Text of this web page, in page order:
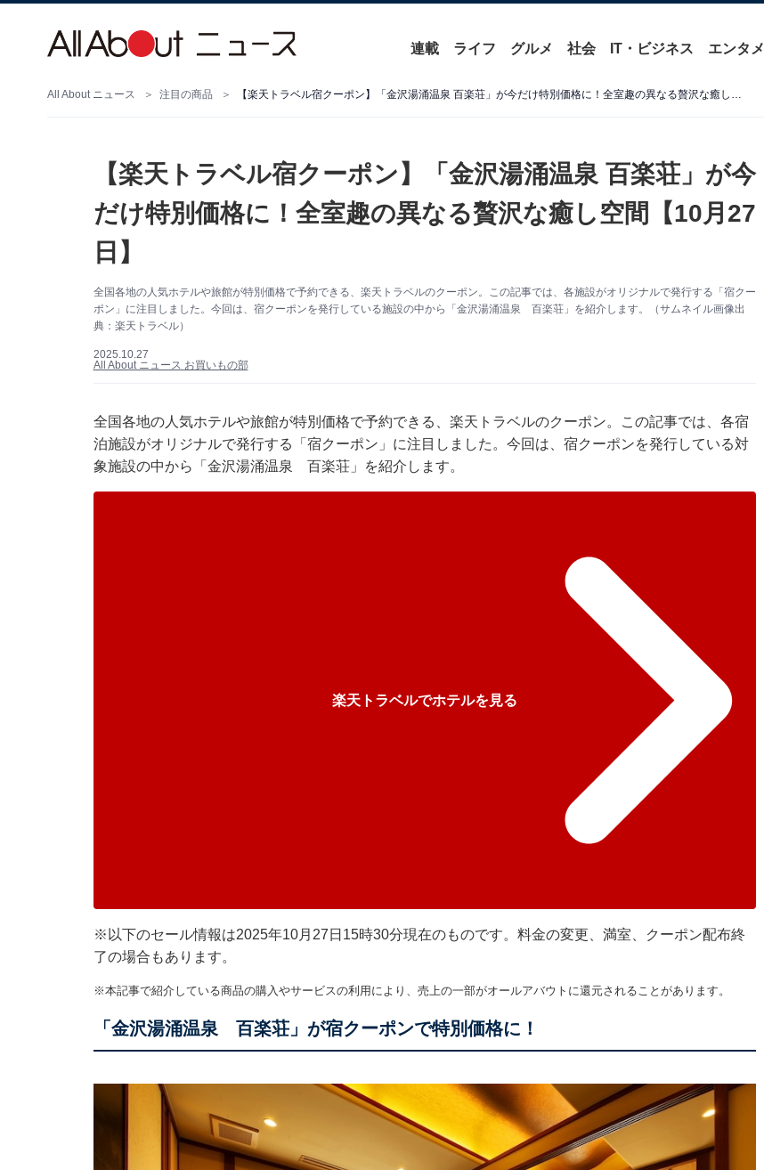
連載 ライフ グルメ 社会 IT・ビジネス エンタメ
All About ニュース 注目の商品 【楽天トラベル宿クーポン】「金沢湯涌温泉 百楽荘」が今だけ特別価格に！全室趣の異なる贅沢な癒し空間【10月27日】
【楽天トラベル宿クーポン】「金沢湯涌温泉 百楽荘」が今
だけ特別価格に！全室趣の異なる贅沢な癒し空間【10月27
日】
全国各地の人気ホテルや旅館が特別価格で予約できる、楽天トラベルのクーポン。この記事では、各施設がオリジナルで発行する「宿クー
ポン」に注目しました。今回は、宿クーポンを発行している施設の中から「金沢湯涌温泉 百楽荘」を紹介します。（サムネイル画像出
典：楽天トラベル）
2025.10.27
All About ニュース お買いもの部
全国各地の人気ホテルや旅館が特別価格で予約できる、楽天トラベルのクーポン。この記事では、各宿
泊施設がオリジナルで発行する「宿クーポン」に注目しました。今回は、宿クーポンを発行している対
象施設の中から「金沢湯涌温泉 百楽荘」を紹介します。
楽天トラベルでホテルを見る
※以下のセール情報は2025年10月27日15時30分現在のものです。料金の変更、満室、クーポン配布終
了の場合もあります。
※本記事で紹介している商品の購入やサービスの利用により、売上の一部がオールアバウトに還元されることがあります。
「金沢湯涌温泉 百楽荘」が宿クーポンで特別価格に！